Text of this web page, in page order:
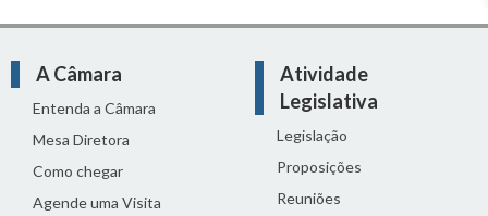
A Câmara
Entenda a Câmara
Mesa Diretora
Como chegar
Agende uma Visita
Atividade
Legislativa
Legislação
Proposições
Reuniões